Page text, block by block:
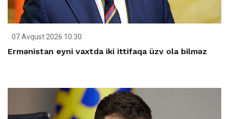
07 Avqust 2026 10:30
Ermənistan eyni vaxtda iki ittifaqa üzv ola bilməz